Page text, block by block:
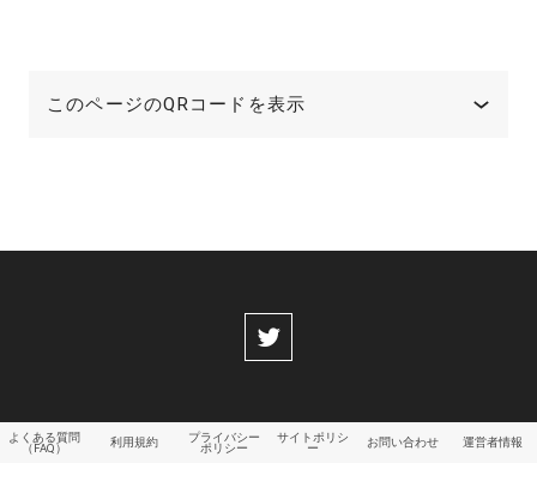
このページのQRコードを表示
よくある質問
（FAQ）
利用規約
プライバシー
ポリシー
サイトポリシ
ー
お問い合わせ 運営者情報